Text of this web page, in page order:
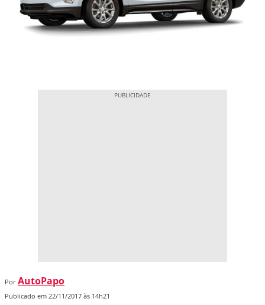
Por AutoPapo
Publicado em 22/11/2017 às 14h21